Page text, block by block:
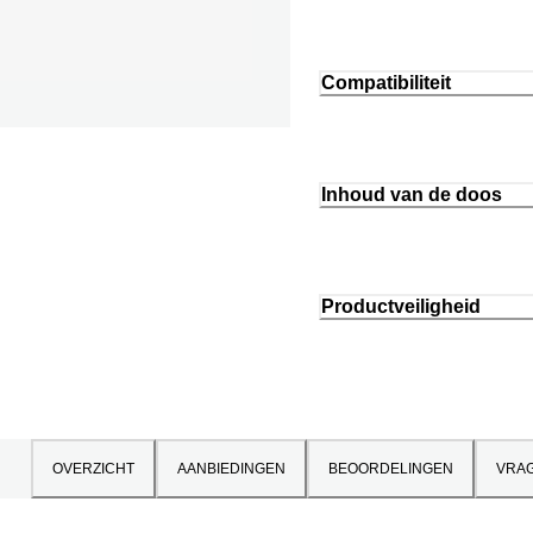
Compatibiliteit
Inhoud van de doos
Productveiligheid
OVERZICHT AANBIEDINGEN BEOORDELINGEN